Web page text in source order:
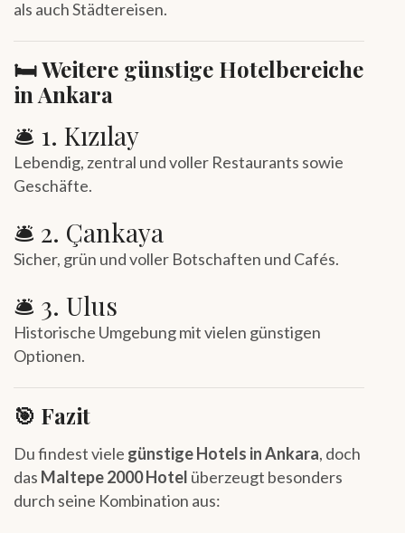
als auch Städtereisen.
🛏 Weitere günstige Hotelbereiche
in Ankara
🛎 1. Kızılay
Lebendig, zentral und voller Restaurants sowie
Geschäfte.
🛎 2. Çankaya
Sicher, grün und voller Botschaften und Cafés.
🛎 3. Ulus
Historische Umgebung mit vielen günstigen
Optionen.
🎯 Fazit
Du findest viele günstige Hotels in Ankara, doch
das Maltepe 2000 Hotel überzeugt besonders
durch seine Kombination aus: